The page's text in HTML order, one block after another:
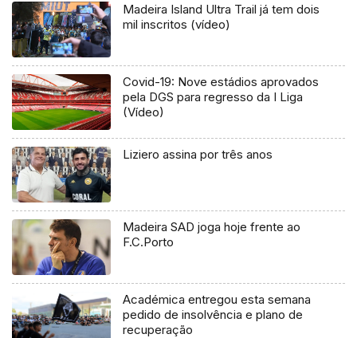
Madeira Island Ultra Trail já tem dois
mil inscritos (vídeo)
Covid-19: Nove estádios aprovados
pela DGS para regresso da I Liga
(Vídeo)
Liziero assina por três anos
Madeira SAD joga hoje frente ao
F.C.Porto
Académica entregou esta semana
pedido de insolvência e plano de
recuperação